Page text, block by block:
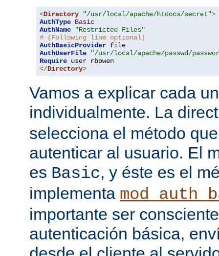
<Directory "/usr/local/apache/htdocs/secret">
AuthType Basic
AuthName
"Restricted Files"
# (Following line optional)
AuthBasicProvider
AuthUserFile
"/usr/local/apache/passwd/
Require
</Directory>
Vamos a explicar cada
individualmente. La
selecciona el método
autenticar al usuario. El
es Basic, y éste es el
implementa
importante ser
autenticación básica,